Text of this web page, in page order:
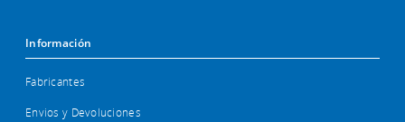
Información
Fabricantes
Envios y Devoluciones